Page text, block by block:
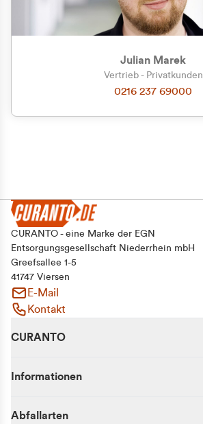
Julian Marek
Vertrieb - Privatkunden
0216 237 69000
CURANTO - eine Marke der EGN
Entsorgungsgesellschaft Niederrhein mbH
Greefsallee 1-5
41747 Viersen
E-Mail
Kontakt
CURANTO
Informationen
Abfallarten